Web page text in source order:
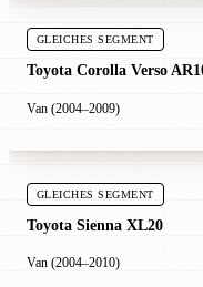
GLEICHES SEGMENT
Toyota Corolla Verso
Van (2004–2009)
GLEICHES SEGMENT
Toyota Sienna XL20
Van (2004–2010)